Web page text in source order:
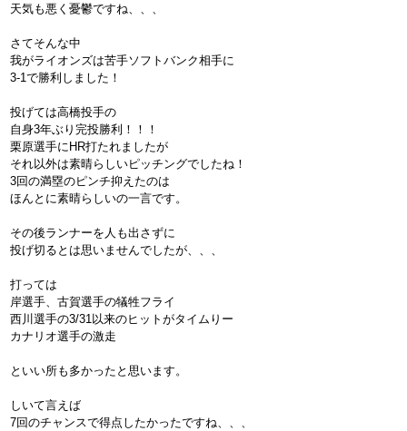
天気も悪く憂鬱ですね、、、
さてそんな中
我がライオンズは苦手ソフトバンク相手に
3-1で勝利しました！
投げては高橋投手の
自身3年ぶり完投勝利！！！
栗原選手にHR打たれましたが
それ以外は素晴らしいピッチングでしたね！
3回の満塁のピンチ抑えたのは
ほんとに素晴らしいの一言です。
その後ランナーを人も出さずに
投げ切るとは思いませんでしたが、、、
打っては
岸選手、古賀選手の犠牲フライ
西川選手の3/31以来のヒットがタイムりー
カナリオ選手の激走
といい所も多かったと思います。
しいて言えば
7回のチャンスで得点したかったですね、、、